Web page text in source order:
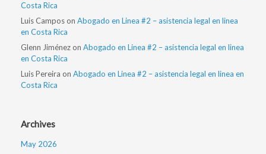
Costa Rica
Luis Campos on Abogado en Linea #2 – asistencia legal en linea
en Costa Rica
Glenn Jiménez on Abogado en Linea #2 – asistencia legal en linea
en Costa Rica
Luis Pereira on Abogado en Linea #2 – asistencia legal en linea en
Costa Rica
Archives
May 2026